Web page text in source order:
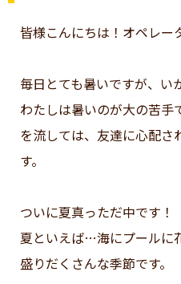
皆様こんにちは！オペレー
毎日とても暑いですが、い
わたしは暑いのが大の苦手
を流しては、友達に心配さ
す。
ついに夏真っただ中です！
夏といえば…海にプールに
盛りだくさんな季節です。